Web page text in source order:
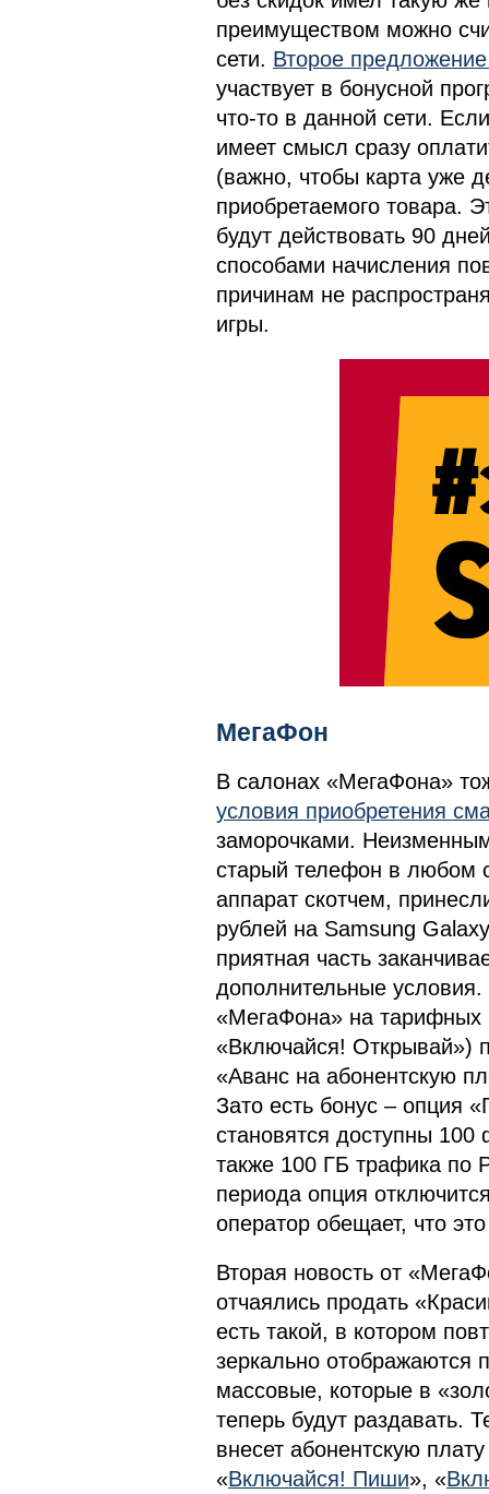
преимуществом можно
сети. Второе
участвует в бонусной
что-то в данной сети.
имеет смысл сразу
(важно, чтобы карта уже
приобретаемого товара.
будут действовать 90
способами начисления
причинам не
игры.
МегаФон
В салонах «МегаФона»
условия приобретения
заморочками.
старый телефон в любом
аппарат скотчем,
рублей на Samsung
приятная часть
дополнительные
«МегаФона» на тарифных
«Включайся! Открывай»)
«Аванс на абонентскую
Зато есть бонус – опция
становятся доступны
также 100 ГБ трафика по
периода опция
оператор обещает, что
Вторая новость от
отчаялись продать
есть такой, в котором
зеркально
массовые, которые в
теперь будут раздавать.
внесет абонентскую
«Включайся! Пиши», «